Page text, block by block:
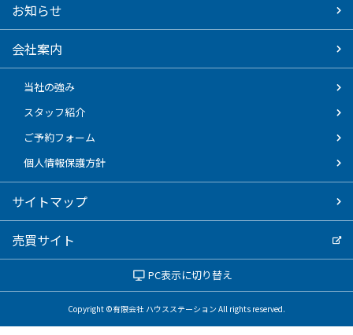
お知らせ
会社案内
当社の強み
スタッフ紹介
ご予約フォーム
個人情報保護方針
サイトマップ
売買サイト
PC表示に切り替え
Copyright ©有限会社 ハウスステーション All rights reserved.